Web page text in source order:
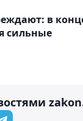
в
сильные